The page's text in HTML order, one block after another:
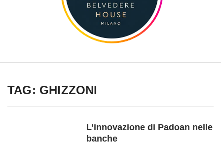
TAG: GHIZZONI
L’innovazione di Padoan nelle
banche